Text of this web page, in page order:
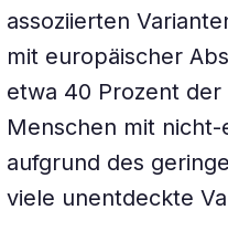
assoziierten
mit europäischer
etwa 40 Prozent
Menschen mit
aufgrund des
viele unentdeckte